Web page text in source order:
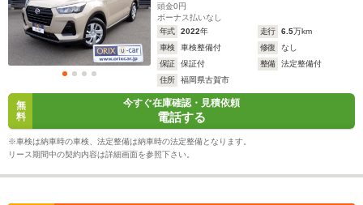
頭金0円
ボーナス払いなし
年式
2022年 走行 6.5万km
車検
車検整備付 修復
なし
保証
保証付 整備
法定整備付
住所
福岡県古賀市
無
料
今すぐ在庫確認・見積依頼
電話する
※車検は納車時の車検、法定整備は納車時の法定整備となります。
リース期間中の契約内容は詳細画面を参照下さい。